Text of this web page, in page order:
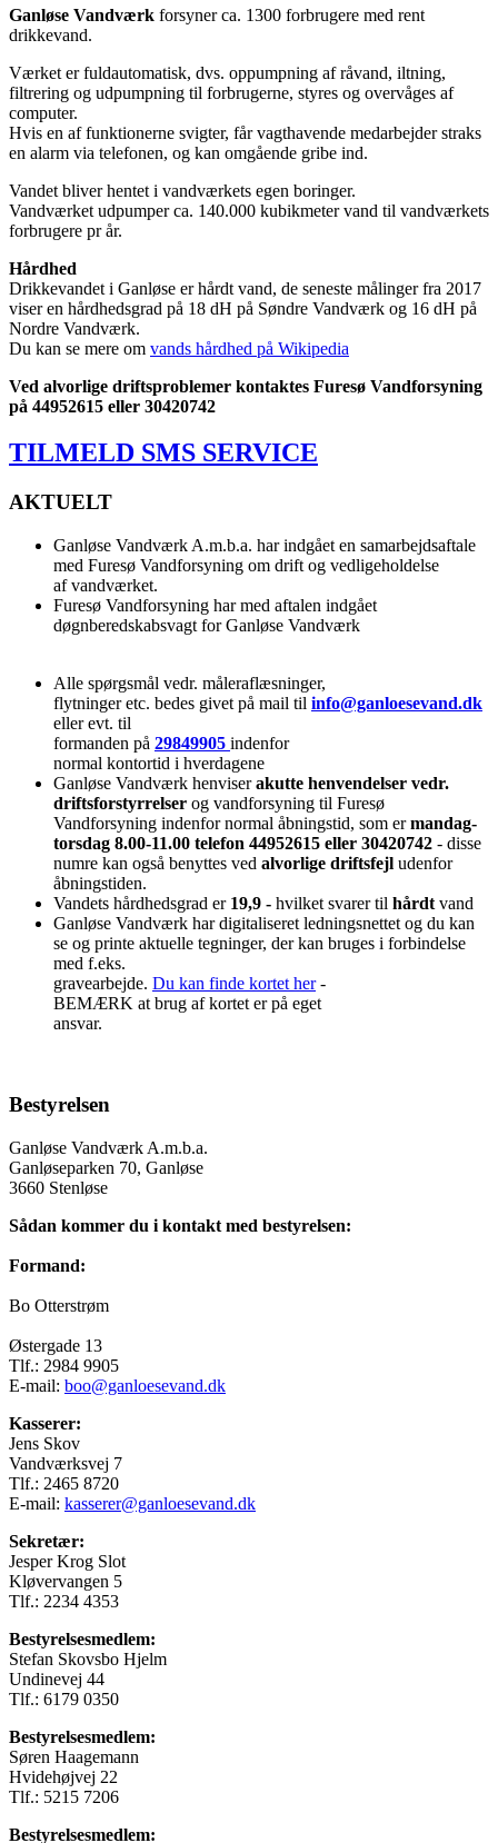
Ganløse Vandværk forsyner ca. 1300 forbrugere med rent
drikkevand.
Værket er fuldautomatisk, dvs. oppumpning af råvand, iltning,
filtrering og udpumpning til forbrugerne, styres og overvåges af
computer.
Hvis en af funktionerne svigter, får vagthavende medarbejder straks
en alarm via telefonen, og kan omgående gribe ind.
Vandet bliver hentet i vandværkets egen boringer.
Vandværket udpumper ca. 140.000 kubikmeter vand til vandværkets
forbrugere pr år.
Hårdhed
Drikkevandet i Ganløse er hårdt vand, de seneste målinger fra 2017
viser en hårdhedsgrad på 18 dH på Søndre Vandværk og 16 dH på
Nordre Vandværk.
Du kan se mere om vands hårdhed på Wikipedia
Ved alvorlige driftsproblemer kontaktes Furesø Vandforsyning
på 44952615 eller 30420742
TILMELD SMS SERVICE
AKTUELT
Ganløse Vandværk A.m.b.a. har indgået en samarbejdsaftale
med Furesø Vandforsyning om drift og vedligeholdelse
af vandværket.
Furesø Vandforsyning har med aftalen indgået
døgnberedskabsvagt for Ganløse Vandværk
Alle spørgsmål vedr. måleraflæsninger,
flytninger etc. bedes givet på mail til info@ganloesevand.dk
eller evt. til
formanden på 29849905 indenfor
normal kontortid i hverdagene
Ganløse Vandværk henviserakutte henvendelser vedr.
driftsforstyrrelser og vandforsyning til Furesø
Vandforsyning indenfor normal åbningstid, som ermandag-
torsdag 8.00-11.00 telefon 44952615 eller 30420742 - disse
numre kan også benyttes ved alvorlige driftsfejl udenfor
åbningstiden.
Vandets hårdhedsgrad er 19,9 - hvilket svarer til hårdt vand
Ganløse Vandværk har digitaliseret ledningsnettet og du kan
se og printe aktuelle tegninger, der kan bruges i forbindelse
med f.eks.
gravearbejde. Du kan finde kortet her-
BEMÆRK at brug af kortet er på eget
ansvar.
Bestyrelsen
Ganløse Vandværk A.m.b.a.
Ganløseparken 70, Ganløse
3660 Stenløse
Sådan kommer du i kontakt med bestyrelsen:
Formand:
Bo Otterstrøm
Østergade 13
Tlf.: 2984 9905
E-mail: boo@ganloesevand.dk
Kasserer:
Jens Skov
Vandværksvej 7
Tlf.: 2465 8720
E-mail: kasserer@ganloesevand.dk
Sekretær:
Jesper Krog Slot
Kløvervangen 5
Tlf.: 2234 4353
Bestyrelsesmedlem:
Stefan Skovsbo Hjelm
Undinevej 44
Tlf.: 6179 0350
Bestyrelsesmedlem:
Søren Haagemann
Hvidehøjvej 22
Tlf.: 5215 7206
Bestyrelsesmedlem: